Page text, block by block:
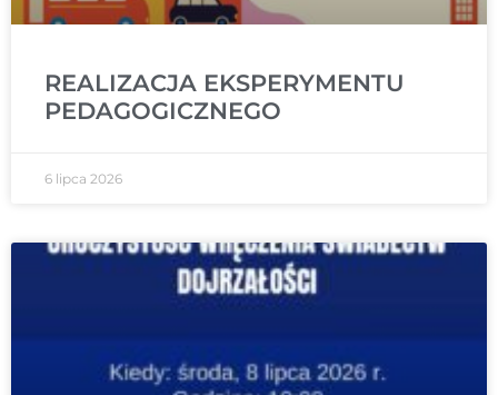
REALIZACJA EKSPERYMENTU
PEDAGOGICZNEGO
6 lipca 2026